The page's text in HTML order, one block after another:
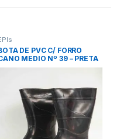
DE PVC C/ FORRO
MEDIO Nº 39 – PRETA
KALA (CA 32180)